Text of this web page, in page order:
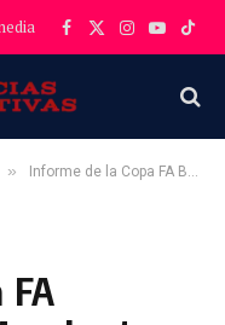
Facebook
X
Instagram
YouTube
» Informe de la Copa FA Bournemouth vs Manchester City 1-2: Los de Guardiola avanzan gracias a una remontada en la segunda mitad
FA